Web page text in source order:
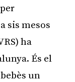
sis mesos
ha
És el
un